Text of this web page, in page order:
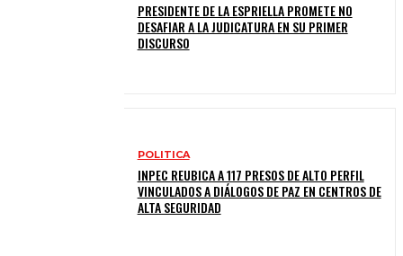
PRESIDENTE DE LA ESPRIELLA PROMETE NO
DESAFIAR A LA JUDICATURA EN SU PRIMER
DISCURSO
POLITICA
INPEC REUBICA A 117 PRESOS DE ALTO PERFIL
VINCULADOS A DIÁLOGOS DE PAZ EN CENTROS DE
ALTA SEGURIDAD